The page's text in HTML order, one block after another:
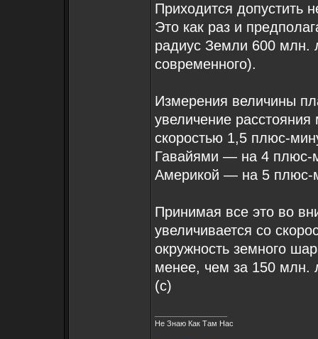
Приходится допустить
Это как раз и
радиус Земли 600 млн.
современного).
Измерения величины
увеличение
скоростью 1,5 плюс-
Гавайями — на 4 плюс-
Америкой — на 5 плюс-
Принимая все это во
увеличивается со
окружность земного
менее, чем за 150 млн.
(с)
Не Знаю Как Там Нас